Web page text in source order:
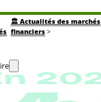
🏛️ Actualités des marchés
financiers>